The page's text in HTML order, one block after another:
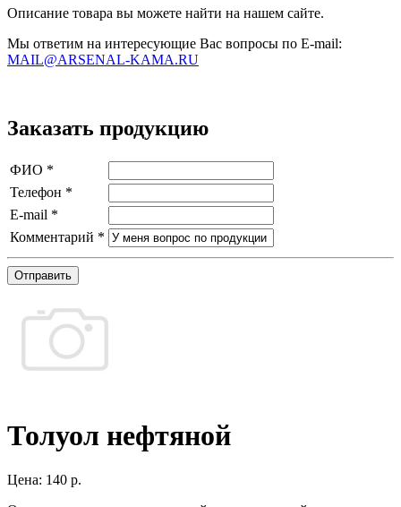
Описание товара вы можете найти на нашем сайте.
Мы ответим на интересующие Вас вопросы по E-mail:
MAIL@ARSENAL-KAMA.RU
Заказать продукцию
ФИО *
Телефон *
E-mail *
Комментарий *
Отправить
Толуол нефтяной
Цена: 140 р.